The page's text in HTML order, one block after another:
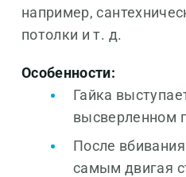
например,
потолки и т. д.
Особенности:
Гайка
высверленном
После
самым двигая